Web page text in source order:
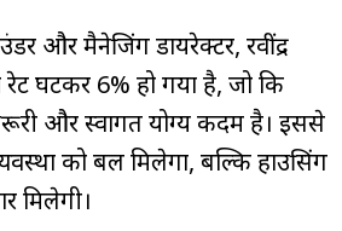
और मैनेजिंग डायरेक्टर, रवींद्र
घटकर 6% हो गया है, जो कि
और स्वागत योग्य कदम है। इससे
को बल मिलेगा, बल्कि हाउसिंग
मिलेगी।